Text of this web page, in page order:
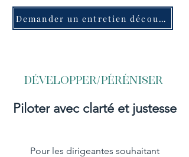
Demander un entretien découverte
DÉVELOPPEr/péréniser
Piloter avec clarté et justesse
Pour les dirigeantes souhaitant